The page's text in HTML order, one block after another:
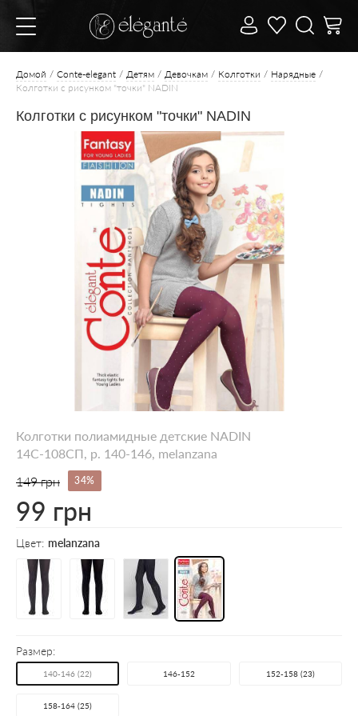
Домой Conte-elegant Детям Девочкам Колготки
Нарядные
Колготки с рисунком "точки" NADIN
Колготки с рисунком "точки" NADIN
Колготки полиамидные детские NADIN
14С-108СП, p. 140-146, melanzana
149 грн
34%
99 грн
Цвет: melanzana
Размер:
140-146 (22) 146-152 152-158 (23)
158-164 (25)